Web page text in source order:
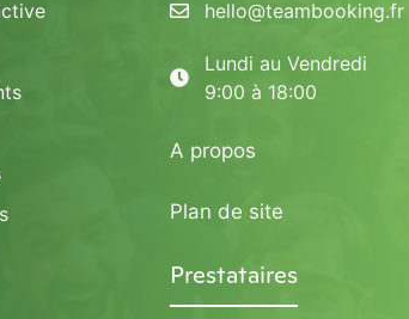
hello@teambooking.fr
Lundi au Vendredi
9:00 à 18:00
A propos
Plan de site
Prestataires